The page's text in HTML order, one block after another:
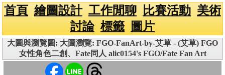
首頁 繪圖設計 工作閒聊 比賽活動 美術
討論 標籤 圖片
大圖與瀏覽圖: 大圖瀏覽: FGO-FanArt-by-艾草 - (艾草) FGO
女性角色二創、Fate同人 alic0154's FGO/Fate Fan Art